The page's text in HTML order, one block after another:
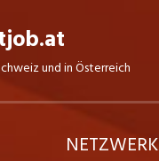
und in Österreich
NETZWERK